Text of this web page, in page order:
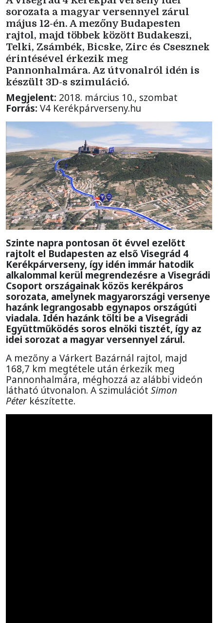
sorozata a magyar versennyel zárul
május 12-én. A mezőny Budapesten
rajtol, majd többek között Budakeszi,
Telki, Zsámbék, Bicske, Zirc és Csesznek
érintésével érkezik meg
Pannonhalmára. Az útvonalról idén is
készült 3D-s szimuláció.
Megjelent: 2018. március 10., szombat
Forrás: V4 Kerékpárverseny.hu
Szinte napra pontosan öt évvel ezelőtt
rajtolt el Budapesten az első Visegrád 4
Kerékpárverseny, így idén immár hatodik
alkalommal kerül megrendezésre a Visegrádi
Csoport országainak közös kerékpáros
sorozata, amelynek magyarországi versenye
hazánk legrangosabb egynapos országúti
viadala. Idén hazánk tölti be a Visegrádi
Együttműködés soros elnöki tisztét, így az
idei sorozat a magyar versennyel zárul.
A mezőny a Várkert Bazárnál rajtol, majd
168,7 km megtétele után érkezik meg
Pannonhalmára, méghozzá az alábbi videón
látható útvonalon. A szimulációt Simon
Péter készítette.